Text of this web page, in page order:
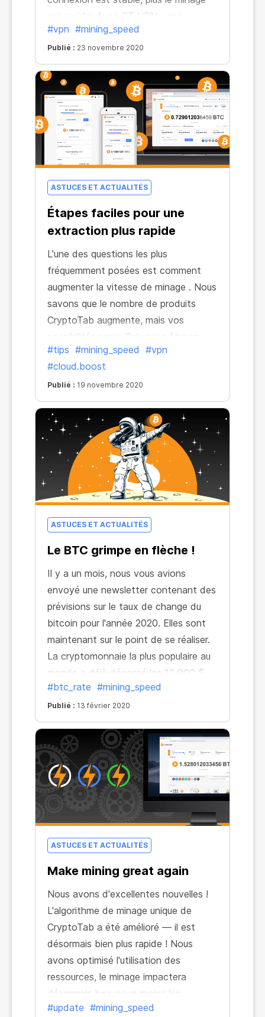
est rapide. Avec CT VPN, vous
disposez d'un algorithme de
protection des transferts de données
qui garantit la stabilité de votre
connexion, où que vous soyez dans le
monde.
#vpn #mining_speed
Publié : 23 novembre 2020
ASTUCES ET ACTUALITÉS
Étapes faciles pour une
extraction plus rapide
L'une des questions les plus
fréquemment posées est comment
augmenter la vitesse de minage . Nous
savons que le nombre de produits
CryptoTab augmente, mais vos
possibilités aussi. Cela peut être un
peu déroutant, mais ne vous inquiétez
pas ! Il est temps pour nous de révéler
tous les secrets. Même si ce n'est pas
du tout un secret et tout est très
simple et facile.
#tips #mining_speed #vpn
#cloud.boost
Publié : 19 novembre 2020
ASTUCES ET ACTUALITÉS
Le BTC grimpe en flèche !
Il y a un mois, nous vous avions
envoyé une newsletter contenant des
prévisions sur le taux de change du
bitcoin pour l'année 2020. Elles sont
maintenant sur le point de se réaliser.
La cryptomonnaie la plus populaire au
monde a déjà dépassé les 10 000 $.
Et tout laisse à penser que ce n'est là
que le début !
#btc_rate #mining_speed
Publié : 13 février 2020
ASTUCES ET ACTUALITÉS
Make mining great again
Nous avons d'excellentes nouvelles !
L'algorithme de minage unique de
CryptoTab a été amélioré — il est
désormais bien plus rapide ! Nous
avons optimisé l'utilisation des
ressources, le minage impactera
désormais beaucoup moins les
performances de votre appareil.
#update #mining_speed